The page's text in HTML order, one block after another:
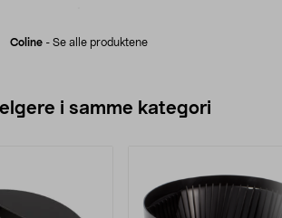
Coline - Se alle produktene
i samme kategori